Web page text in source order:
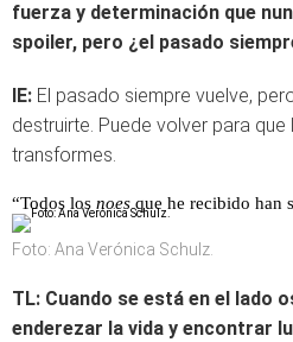
fuerza y determinación que
spoiler, pero ¿el pasado
IE: El pasado siempre vuelve,
destruirte. Puede volver para
transformes.
“Todos los noes que he recibido han
Foto: Ana Verónica Schulz.
TL: Cuando se está en el lado
enderezar la vida y encontrar